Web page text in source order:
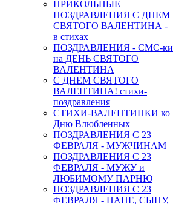
ПРИКОЛЬНЫЕ
ПОЗДРАВЛЕНИЯ С ДНЕМ
СВЯТОГО ВАЛЕНТИНА -
в стихах
ПОЗДРАВЛЕНИЯ - СМС-ки
на ДЕНЬ СВЯТОГО
ВАЛЕНТИНА
С ДНЕМ СВЯТОГО
ВАЛЕНТИНА! стихи-
поздравления
СТИХИ-ВАЛЕНТИНКИ ко
Дню Влюбленных
ПОЗДРАВЛЕНИЯ С 23
ФЕВРАЛЯ - МУЖЧИНАМ
ПОЗДРАВЛЕНИЯ С 23
ФЕВРАЛЯ - МУЖУ и
ЛЮБИМОМУ ПАРНЮ
ПОЗДРАВЛЕНИЯ С 23
ФЕВРАЛЯ - ПАПЕ, СЫНУ,